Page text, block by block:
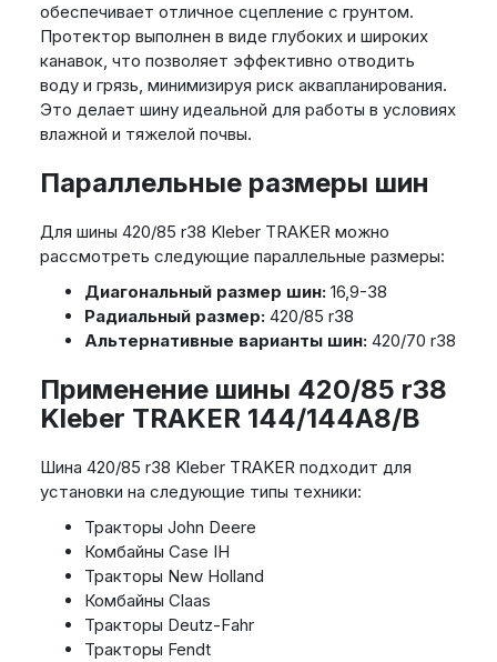
обеспечивает отличное сцепление с грунтом.
Протектор выполнен в виде глубоких и широких
канавок, что позволяет эффективно отводить
воду и грязь, минимизируя риск аквапланирования.
Это делает шину идеальной для работы в условиях
влажной и тяжелой почвы.
Параллельные размеры шин
Для шины 420/85 r38 Kleber TRAKER можно
рассмотреть следующие параллельные размеры:
Диагональный размер шин:16,9-38
Радиальный размер:420/85 r38
Альтернативные варианты шин:420/70 r38
Применение шины 420/85 r38
Kleber TRAKER 144/144A8/B
Шина 420/85 r38 Kleber TRAKER подходит для
установки на следующие типы техники:
Тракторы John Deere
Комбайны Case IH
Тракторы New Holland
Комбайны Claas
Тракторы Deutz-Fahr
Тракторы Fendt